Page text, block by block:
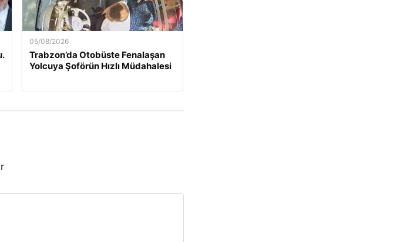
05/08/2026
Trabzon’da Otobüste Fenalaşan
Yolcuya Şoförün Hızlı Müdahalesi